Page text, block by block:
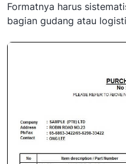
Formatnya harus
bagian gudang atau